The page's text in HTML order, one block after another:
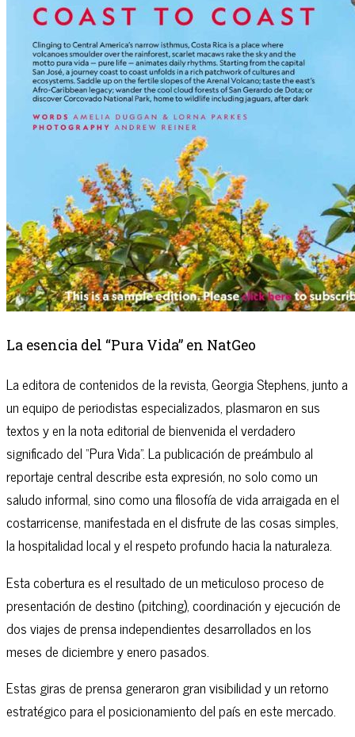
La esencia del “Pura Vida” en NatGeo
La editora de contenidos de la revista, Georgia Stephens, junto a
un equipo de periodistas especializados, plasmaron en sus
textos y en la nota editorial de bienvenida el verdadero
significado del “Pura Vida”. La publicación de preámbulo al
reportaje central describe esta expresión, no solo como un
saludo informal, sino como una filosofía de vida arraigada en el
costarricense, manifestada en el disfrute de las cosas simples,
la hospitalidad local y el respeto profundo hacia la naturaleza.
Esta cobertura es el resultado de un meticuloso proceso de
presentación de destino (pitching), coordinación y ejecución de
dos viajes de prensa independientes desarrollados en los
meses de diciembre y enero pasados.
Estas giras de prensa generaron gran visibilidad y un retorno
estratégico para el posicionamiento del país en este mercado.